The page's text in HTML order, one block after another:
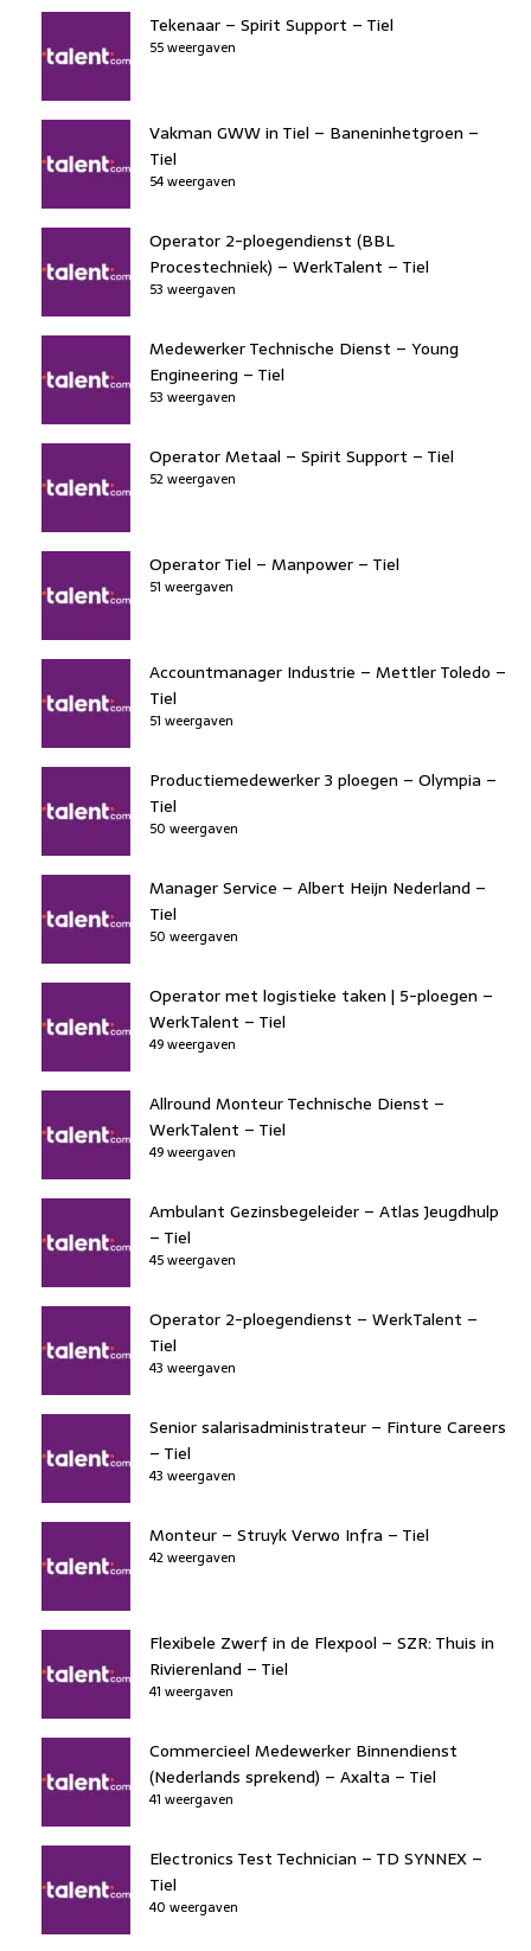
Tekenaar – Spirit Support – Tiel
55 weergaven
Vakman GWW in Tiel – Baneninhetgroen –
Tiel
54 weergaven
Operator 2-ploegendienst (BBL
Procestechniek) – WerkTalent – Tiel
53 weergaven
Medewerker Technische Dienst – Young
Engineering – Tiel
53 weergaven
Operator Metaal – Spirit Support – Tiel
52 weergaven
Operator Tiel – Manpower – Tiel
51 weergaven
Accountmanager Industrie – Mettler Toledo –
Tiel
51 weergaven
Productiemedewerker 3 ploegen – Olympia –
Tiel
50 weergaven
Manager Service – Albert Heijn Nederland –
Tiel
50 weergaven
Operator met logistieke taken | 5-ploegen –
WerkTalent – Tiel
49 weergaven
Allround Monteur Technische Dienst –
WerkTalent – Tiel
49 weergaven
Ambulant Gezinsbegeleider – Atlas Jeugdhulp
– Tiel
45 weergaven
Operator 2-ploegendienst – WerkTalent –
Tiel
43 weergaven
Senior salarisadministrateur – Finture Careers
– Tiel
43 weergaven
Monteur – Struyk Verwo Infra – Tiel
42 weergaven
Flexibele Zwerf in de Flexpool – SZR: Thuis in
Rivierenland – Tiel
41 weergaven
Commercieel Medewerker Binnendienst
(Nederlands sprekend) – Axalta – Tiel
41 weergaven
Electronics Test Technician – TD SYNNEX –
Tiel
40 weergaven